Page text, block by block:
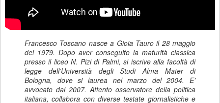
Francesco Toscano nasce a Gioia Tauro il 28 maggio
del 1979. Dopo aver conseguito la maturità classica
presso il liceo N. Pizi di Palmi, si iscrive alla facoltà di
legge dell’Università degli Studi Alma Mater di
Bologna, dove si laurea nel marzo del 2004. E’
avvocato dal 2007. Attento osservatore della politica
italiana, collabora con diverse testate giornalistiche e